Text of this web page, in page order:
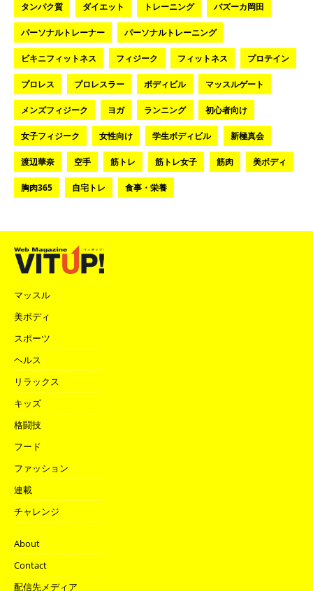
タンパク質 ダイエット トレーニング バズーカ岡田
パーソナルトレーナー パーソナルトレーニング
ビキニフィットネス フィジーク フィットネス プロテイン
プロレス プロレスラー ボディビル マッスルゲート
メンズフィジーク ヨガ ランニング 初心者向け
女子フィジーク 女性向け 学生ボディビル 新極真会
渡辺華奈 空手 筋トレ 筋トレ女子 筋肉 美ボディ
胸肉365 自宅トレ 食事・栄養
マッスル
美ボディ
スポーツ
ヘルス
リラックス
キッズ
格闘技
フード
ファッション
連載
チャレンジ
About
Contact
配信先メディア